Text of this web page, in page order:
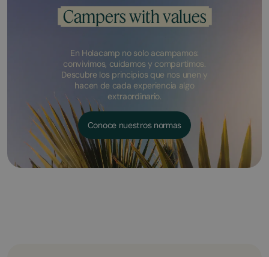
Campers with values
En Holacamp no solo acampamos:
convivimos, cuidamos y compartimos.
Descubre los principios que nos unen y
hacen de cada experiencia algo
extraordinario.
Conoce nuestros normas